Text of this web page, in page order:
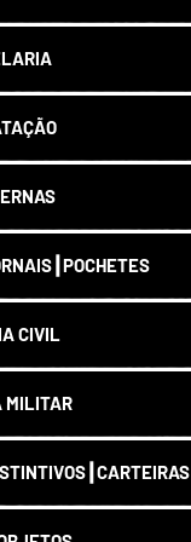
CIVIL
MILITAR